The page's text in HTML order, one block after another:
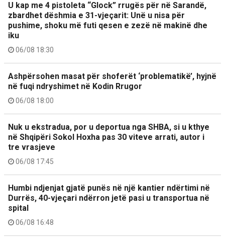
U kap me 4 pistoleta “Glock” rrugës për në Sarandë,
zbardhet dëshmia e 31-vjeçarit: Unë u nisa për
pushime, shoku më futi qesen e zezë në makinë dhe
iku
06/08 18:30
Ashpërsohen masat për shoferët ‘problematikë’, hyjnë
në fuqi ndryshimet në Kodin Rrugor
06/08 18:00
Nuk u ekstradua, por u deportua nga SHBA, si u kthye
në Shqipëri Sokol Hoxha pas 30 viteve arrati, autor i
tre vrasjeve
06/08 17:45
Humbi ndjenjat gjatë punës në një kantier ndërtimi në
Durrës, 40-vjeçari ndërron jetë pasi u transportua në
spital
06/08 16:48